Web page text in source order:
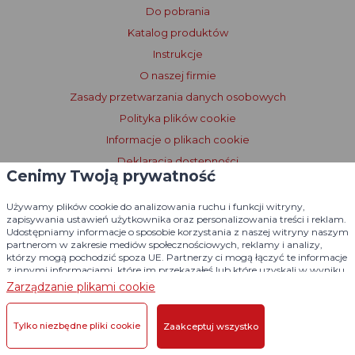
Do pobrania
Katalog produktów
Instrukcje
O naszej firmie
Zasady przetwarzania danych osobowych
Polityka plików cookie
Informacje o plikach cookie
Deklaracja dostępności
Warunki licencjonowania Dogtrace GPS
Cenimy Twoją prywatność
Używamy plików cookie do analizowania ruchu i funkcji witryny,
zapisywania ustawień użytkownika oraz personalizowania treści i reklam.
Udostępniamy informacje o sposobie korzystania z naszej witryny naszym
partnerom w zakresie mediów społecznościowych, reklamy i analizy,
którzy mogą pochodzić spoza UE. Partnerzy ci mogą łączyć te informacje
z innymi informacjami, które im przekazałeś lub które uzyskali w wyniku
korzystania z ich usług. Szczegółowe informacje
Zarządzanie plikami cookie
Tylko niezbędne pliki cookie Zaakceptuj wszystko